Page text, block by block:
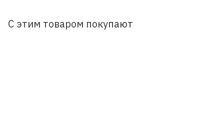
С этим товаром покупают